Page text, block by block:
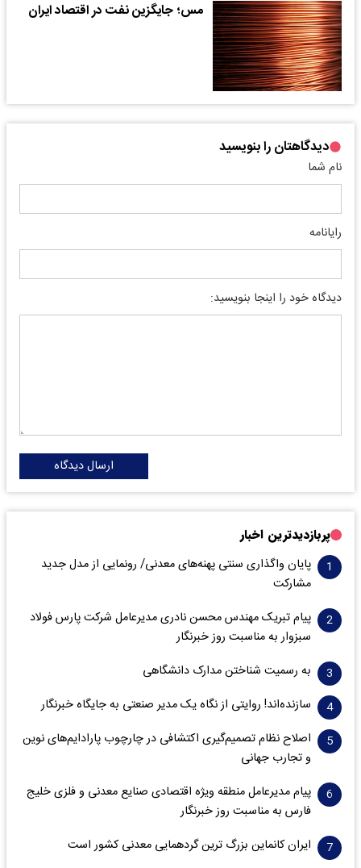
مس؛ جایگزین نفت در اقتصاد ایران
دیدگاهتان را بنویسید
نام شما
رایانامه
دیدگاه خود را اینجا بنویسید:
ارسال دیدگاه
پربازدیدترین اخبار
پایان واگذاری‌ سنتی پهنه‌های معدنی/ رونمایی از مدل جدید
مشارکت
پیام تبریک مهندس محسن نادری مدیرعامل شرکت پارس فولاد
سبزوار به مناسبت روز خبرنگار
به رسمیت شناختن مدارک دانشگاهی
سازنده‌اند! روایتی از نگاه یک مدیر صنعتی به جایگاه خبرنگار
اصلاح نظام تصمیم‌گیری اکتشافی در چارچوب پارادایم‌های نوین
و تجارب جهانی
پیام مدیرعامل منطقه ویژه اقتصادی صنایع معدنی و فلزی خلیج
فارس به مناسبت روز خبرنگار‌
ایران کانماین بزرگ ترین گردهمایی معدنی کشور است